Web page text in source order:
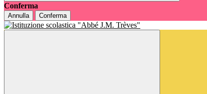
Conferma
Annulla Conferma